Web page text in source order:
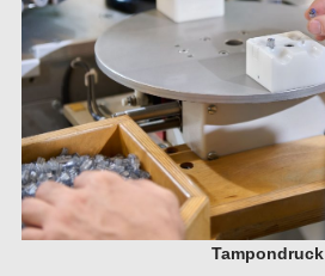
Tampondruck